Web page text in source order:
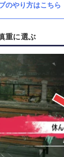
のやり方はこちら
重に選ぶ